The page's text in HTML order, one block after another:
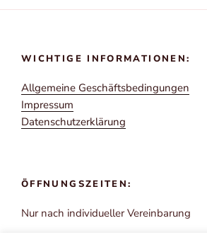
WICHTIGE INFORMATIONEN:
All­ge­mei­ne Geschäftsbedingungen
Impres­sum
Daten­schutz­er­klä­rung
ÖFFNUNGSZEITEN:
Nur nach indi­vi­du­el­ler Vereinbarung